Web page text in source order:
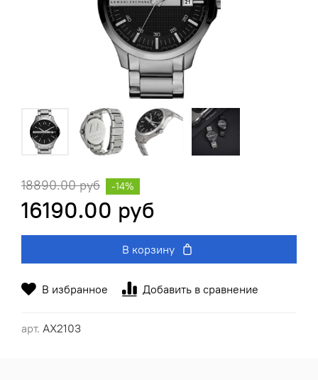
В избранное Добавить в сравнение
арт. AX2103
18890.00 руб
16190.00 руб
-14%
В корзину